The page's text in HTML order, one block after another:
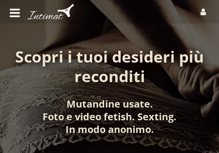
Scopri i tuoi desideri più
reconditi
Mutandine usate.
Fotoevideo fetish. Sexting.
In modo anonimo.